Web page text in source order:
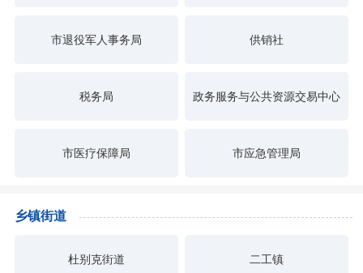
市退役军人事务局 供销社
税务局 政务服务与公共资源交易中心
市医疗保障局 市应急管理局
乡镇街道
杜别克街道 二工镇